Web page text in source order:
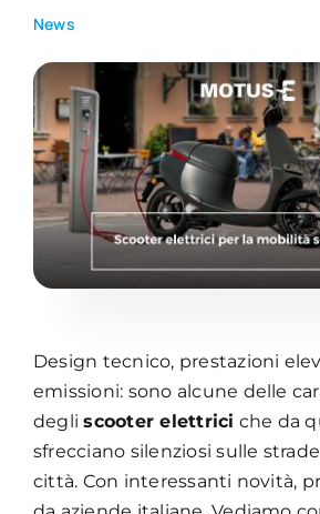
Comunicati
Academy
News
Design tecnico, prestazioni
emissioni: sono alcune delle
degliscooter elettrici che da
sfrecciano silenziosi sulle
città. Con interessanti novità,